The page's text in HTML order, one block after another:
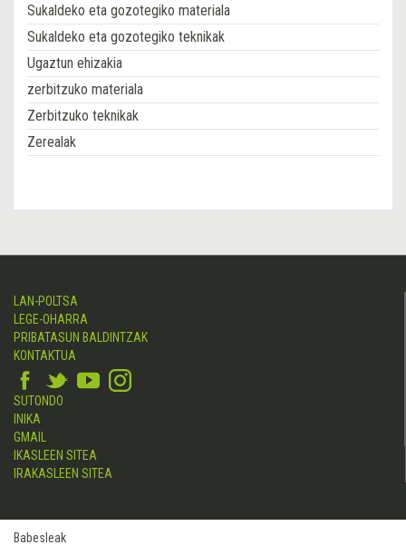
Sukaldeko eta gozotegiko materiala
Sukaldeko eta gozotegiko teknikak
Ugaztun ehizakia
zerbitzuko materiala
Zerbitzuko teknikak
Zerealak
LAN-POLTSA
LEGE-OHARRA
PRIBATASUN BALDINTZAK
KONTAKTUA
SUTONDO
INIKA
GMAIL
IKASLEEN SITEA
IRAKASLEEN SITEA
Babesleak